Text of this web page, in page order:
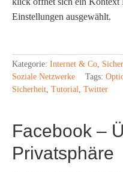
Einstellungen ausgewählt.
Kategorie: Internet & Co,
Soziale Netzwerke
Tags:
Sicherheit, Tutorial, Twitter
Facebook –
Privatsphäre